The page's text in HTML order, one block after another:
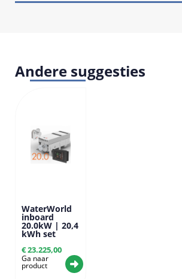
Andere suggesties
WaterWorld
inboard
20.0kW | 20,4
kWh set
€23.225,00
Ga naar
product